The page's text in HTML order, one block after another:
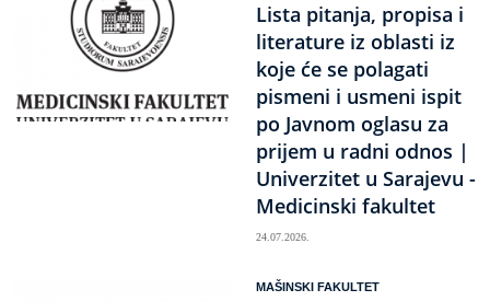
Lista pitanja, propisa i
literature iz oblasti iz
koje će se polagati
pismeni i usmeni ispit
po Javnom oglasu za
prijem u radni odnos |
Univerzitet u Sarajevu -
Medicinski fakultet
24.07.2026.
MAŠINSKI FAKULTET